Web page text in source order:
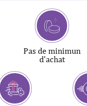
Pas de minimun
d'achat